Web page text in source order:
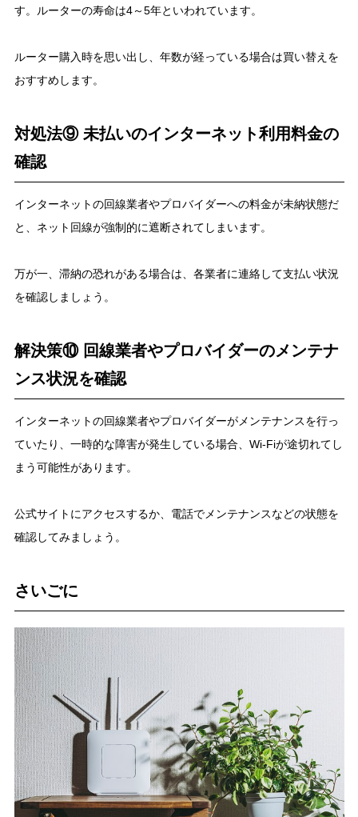
す。ルーターの寿命は4～5年といわれています。
ルーター購入時を思い出し、年数が経っている場合は買い替えを
おすすめします。
対処法⑨ 未払いのインターネット利用料金の
確認
インターネットの回線業者やプロバイダーへの料金が未納状態だ
と、ネット回線が強制的に遮断されてしまいます。
万が一、滞納の恐れがある場合は、各業者に連絡して支払い状況
を確認しましょう。
解決策⑩ 回線業者やプロバイダーのメンテナ
ンス状況を確認
インターネットの回線業者やプロバイダーがメンテナンスを行っ
ていたり、一時的な障害が発生している場合、Wi-Fiが途切れてし
まう可能性があります。
公式サイトにアクセスするか、電話でメンテナンスなどの状態を
確認してみましょう。
さいごに